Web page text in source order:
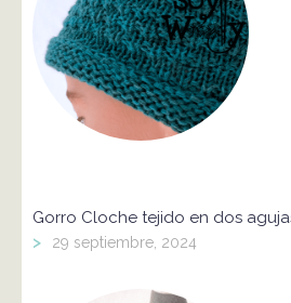
Gorro Cloche tejido en dos
> 29 septiembre, 2024